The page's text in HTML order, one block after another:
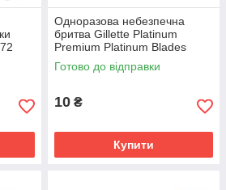
заточування, згладжування,
Матеріали – яловича
покриття. Дві робочі
Розмір – 38,5 см.
Одноразова небезпечна
бритва Gillette Platinum
Premium Platinum Blades
02893
Готово до відправки
10 ₴
Купити